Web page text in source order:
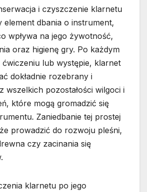
i czyszczenie klarnetu
element dbania o instrument,
wpływa na jego żywotność,
oraz higienę gry. Po każdym
lub występie, klarnet
dokładnie rozebrany i
wszelkich pozostałości wilgoci i
które mogą gromadzić się
Zaniedbanie tej prostej
prowadzić do rozwoju pleśni,
czy zacinania się
klarnetu po jego